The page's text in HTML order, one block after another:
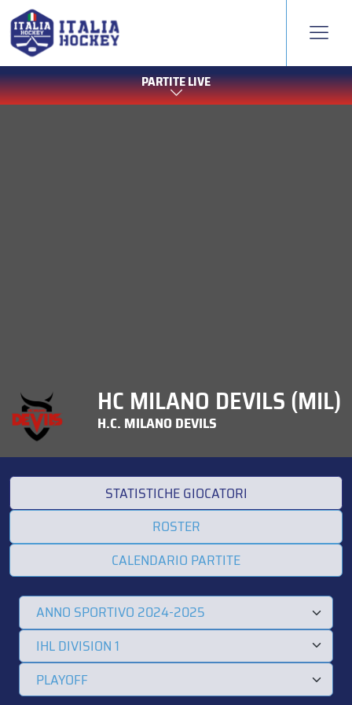
PARTITE LIVE
HC MILANO DEVILS (MIL)
H.C. MILANO DEVILS
STATISTICHE GIOCATORI
ROSTER
CALENDARIO PARTITE